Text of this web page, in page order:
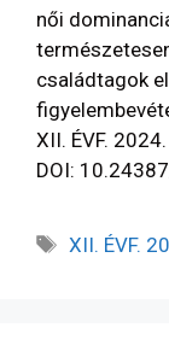
női
családtagok
XII. ÉVF.
DOI:
XII. ÉVF.